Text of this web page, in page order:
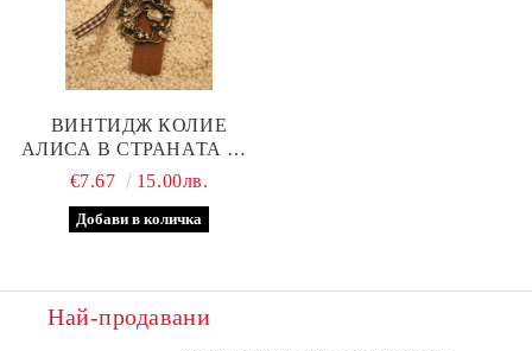
ВИНТИДЖ КОЛИЕ
АЛИСА В СТРАНАТА НА
ЧУДЕСАТА
€7.67 15.00лв.
Най-продавани